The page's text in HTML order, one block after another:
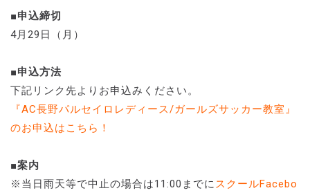
■申込締切
4月29日（月）
■申込方法
下記リンク先よりお申込みください。
『AC長野パルセイロレディース/ガールズサッカー教室』
のお申込はこちら！
■案内
※当日雨天等で中止の場合は11:00までに スクールFacebo